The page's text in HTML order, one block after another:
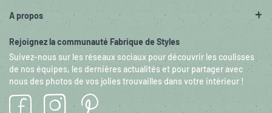
A propos
Rejoignez la communauté Fabrique de Styles
Suivez-nous sur les réseaux sociaux pour découvrir les coulisses
de nos équipes, les dernières actualités et pour partager avec
nous des photos de vos jolies trouvailles dans votre intérieur !